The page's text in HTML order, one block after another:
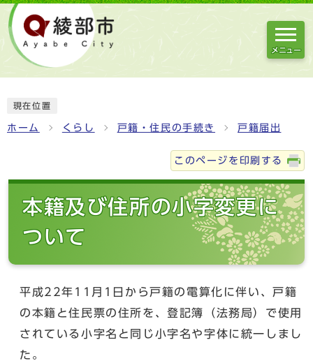
メニュー
現在位置
ホーム くらし 戸籍・住民の手続き 戸籍届出
このページを印刷する
本籍及び住所の小字変更に
ついて
平成22年11月1日から戸籍の電算化に伴い、戸籍
の本籍と住民票の住所を、登記簿（法務局）で使用
されている小字名と同じ小字名や字体に統一しまし
た。